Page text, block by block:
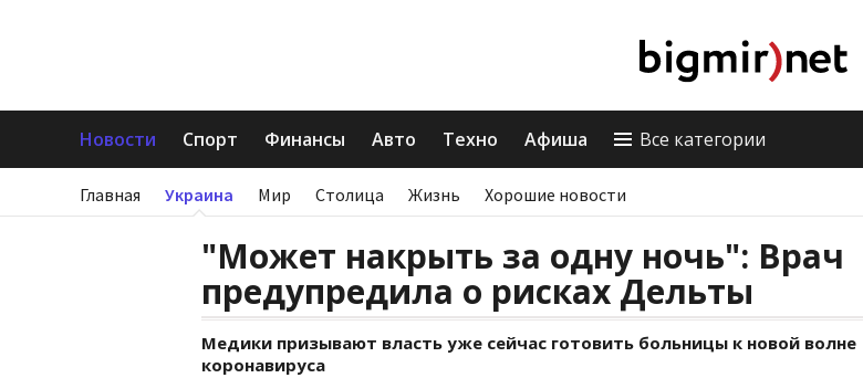
Новости Спорт Финансы Авто Техно Афиша Все категории
Главная Украина Мир Столица Жизнь Хорошие новости
"Может накрыть за одну ночь": Врач
предупредила о рисках Дельты
Медики призывают власть уже сейчас готовить больницы к новой волне
коронавируса